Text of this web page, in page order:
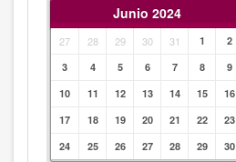
Junio 2024
27 28 29 30 31 1
2
3
4 5 6 7 8
9
10
11 12 13 14 15
16
17
18 19 20 21 22
23
24
25 26 27 28 29 30